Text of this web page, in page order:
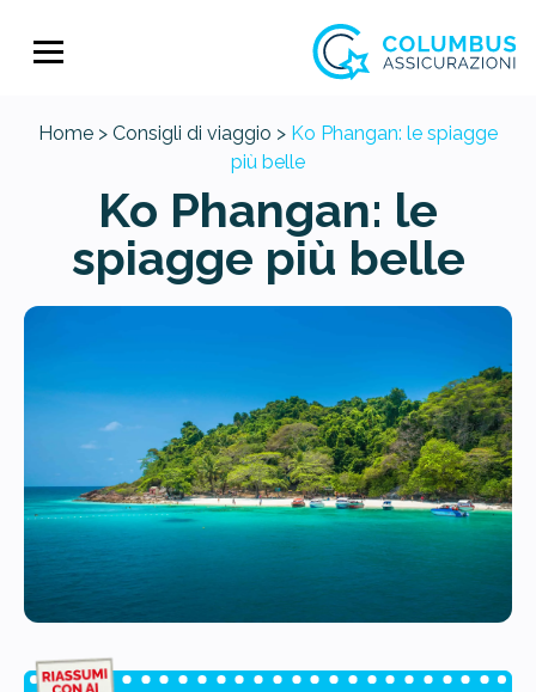
Home > Consigli di viaggio > Ko Phangan: le spiagge
più belle
Ko Phangan: le
spiagge più belle